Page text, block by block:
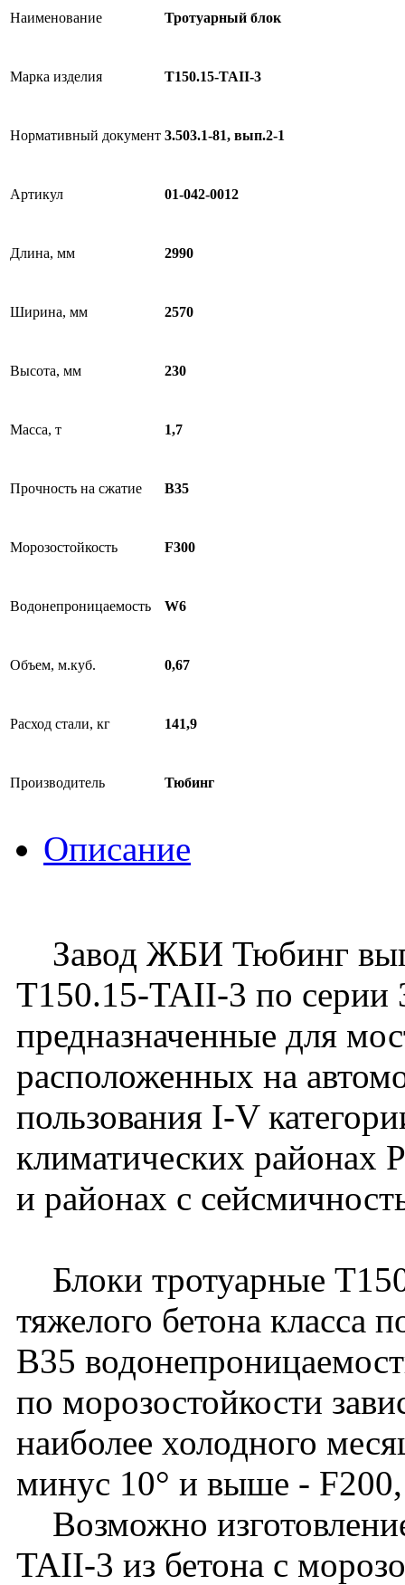
Наименование Тротуарный блок
Марка изделия Т150.15-TAII-3
Нормативный документ 3.503.1-81, вып.2-1
Артикул 01-042-0012
Длина, мм 2990
Ширина, мм 2570
Высота, мм 230
Масса, т 1,7
Прочность на сжатие B35
Морозостойкость F300
Водонепроницаемость W6
Объем, м.куб. 0,67
Расход стали, кг 141,9
Производитель Тюбинг
Описание
Завод ЖБИ Тюбинг
Т150.15-TAII-3 по серии
предназначенные для
расположенных на
пользования I-V
климатических районах
и районах с
Блоки тротуарные
тяжелого бетона класса
B35
по морозостойкости
наиболее холодного
минус 10° и выше -
Возможно
TAII-3 из бетона с